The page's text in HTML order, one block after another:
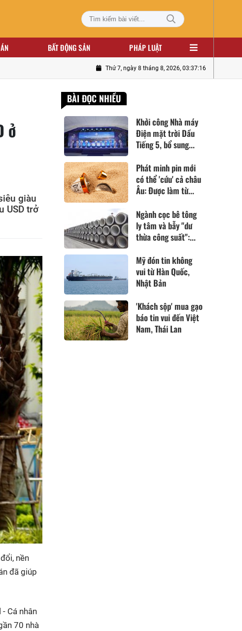
BẤT ĐỘNG SẢN PHÁP LUẬT
Thứ 7, ngày 8 tháng 8, 2026, 03:37:17
ở
giàu
USD trở
nền
đã giúp
Cá nhân
70 nhà
BÀI ĐỌC NHIỀU
Khởi công Nhà máy
Điện mặt trời Dầu
Tiếng 5, bổ sung...
Phát minh pin mới
có thể 'cứu' cả châu
Âu: Được làm từ...
Ngành cọc bê tông
ly tâm và bẫy "dư
thừa công suất":...
Mỹ đón tin không
vui từ Hàn Quốc,
Nhật Bản
'Khách sộp' mua gạo
báo tin vui đến Việt
Nam, Thái Lan